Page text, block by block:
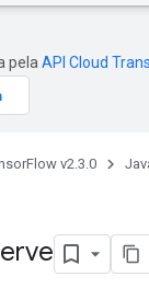
pela API Cloud
v2.3.0